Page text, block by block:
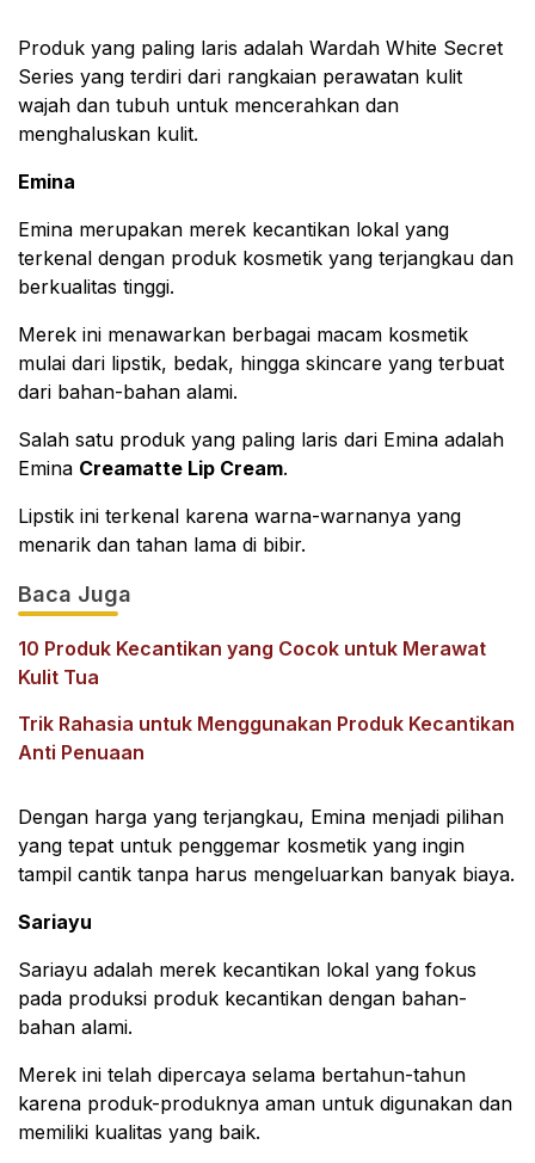
Produk yang paling laris adalah Wardah White Secret
Series yang terdiri dari rangkaian perawatan kulit
wajah dan tubuh untuk mencerahkan dan
menghaluskan kulit.
Emina
Emina merupakan merek kecantikan lokal yang
terkenal dengan produk kosmetik yang terjangkau dan
berkualitas tinggi.
Merek ini menawarkan berbagai macam kosmetik
mulai dari lipstik, bedak, hingga skincare yang terbuat
dari bahan-bahan alami.
Salah satu produk yang paling laris dari Emina adalah
Emina Creamatte Lip Cream.
Lipstik ini terkenal karena warna-warnanya yang
menarik dan tahan lama di bibir.
Baca Juga
10 Produk Kecantikan yang Cocok untuk Merawat
Kulit Tua
Trik Rahasia untuk Menggunakan Produk Kecantikan
Anti Penuaan
Dengan harga yang terjangkau, Emina menjadi pilihan
yang tepat untuk penggemar kosmetik yang ingin
tampil cantik tanpa harus mengeluarkan banyak biaya.
Sariayu
Sariayu adalah merek kecantikan lokal yang fokus
pada produksi produk kecantikan dengan bahan-
bahan alami.
Merek ini telah dipercaya selama bertahun-tahun
karena produk-produknya aman untuk digunakan dan
memiliki kualitas yang baik.